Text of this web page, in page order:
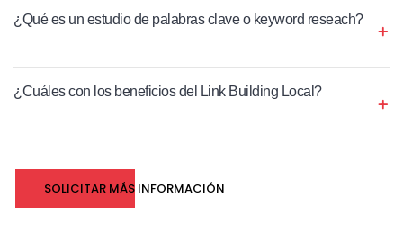
¿Qué es un estudio de palabras clave o keyword reseach?
¿Cuáles con los beneficios del Link Building Local?
SOLICITAR MÁS INFORMACIÓN